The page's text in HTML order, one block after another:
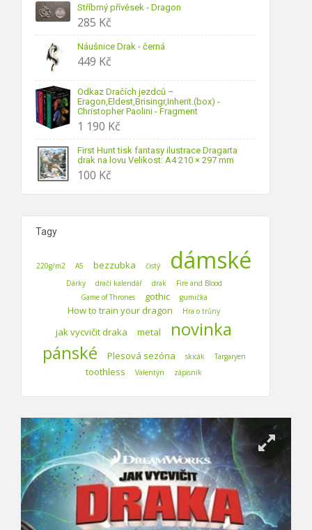
Stříbrný přívěsek - Dragon
285 Kč
Náušnice Drak - černá
449 Kč
Odkaz Dračích jezdců –
Eragon,Eldest,Brisingr,Inherit.(box) -
Christopher Paolini - Fragment
1 190 Kč
First Hunt tisk fantasy ilustrace Dragarta
drak na lovu Velikost: A4 210 × 297 mm
100 Kč
Tagy
220g/m2 A5 bezzubka čistý dámské
Dárky dračí kalendář drak
Fire and Blood
Game of Thrones
gothic gumička
How to train your dragon Hra o trůny
jak vycvičit draka metal
novinka
pánské
Plesová sezóna skicák Targaryen
toothless Valentýn zápisník